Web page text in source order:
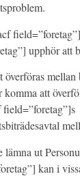
upphör att
att
ut
kan i